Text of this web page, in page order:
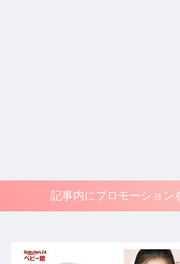
記事内にプロモーション